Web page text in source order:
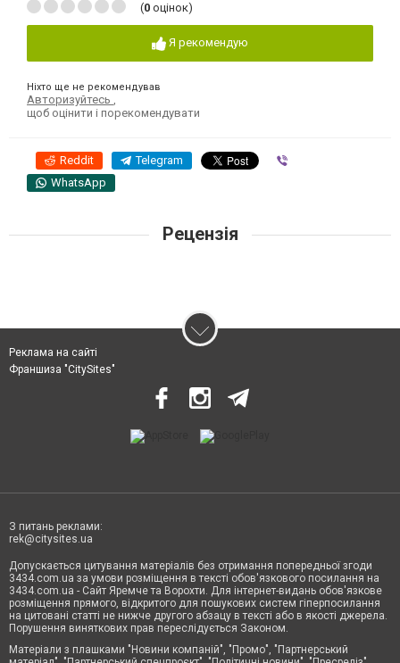
(0 оцінок)
Я рекомендую
Ніхто ще не рекомендував
Авторизуйтесь
щоб оцінити і порекомендувати
Reddit Telegram
WhatsApp
Рецензія
Реклама на сайті
Франшиза "CitySites"
З питань реклами:
rek@citysites.ua
Допускається цитування матеріалів без отримання попередньої згоди
3434.com.ua за умови розміщення в тексті обов'язкового посилання на
3434.com.ua - Сайт Яремче та Ворохти. Для інтернет-видань обов'язкове
розміщення прямого, відкритого для пошукових систем гіперпосилання
на цитовані статті не нижче другого абзацу в тексті або в якості джерела.
Порушення виняткових прав переслідується Законом.
Матеріали з плашками "Новини компаній", "Промо", "Партнерський